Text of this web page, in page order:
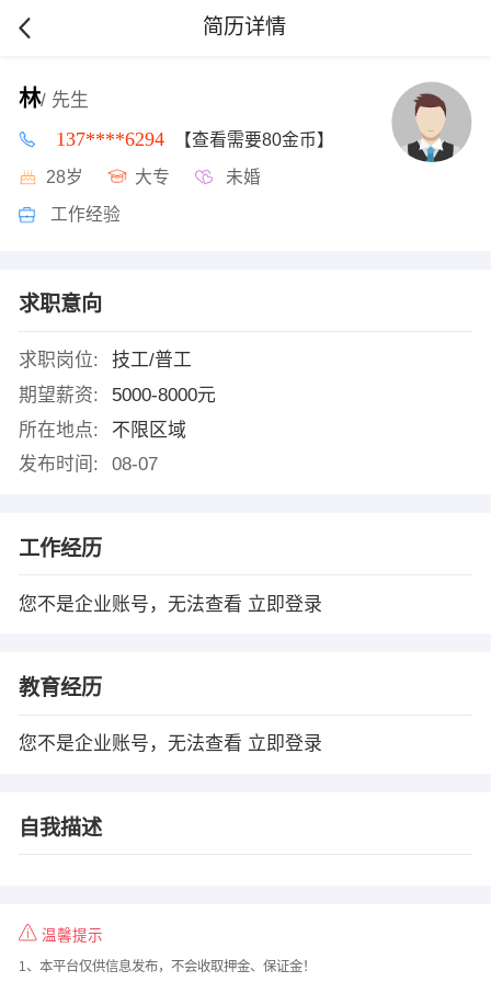
简历详情
林/ 先生
137****6294 【查看需要80金币】
28岁 大专 未婚
工作经验
求职意向
求职岗位:
技工/普工
期望薪资:
5000-8000元
所在地点:
不限区域
发布时间:
08-07
工作经历
您不是企业账号，无法查看 立即登录
教育经历
您不是企业账号，无法查看 立即登录
自我描述
温馨提示
1、本平台仅供信息发布，不会收取押金、保证金！